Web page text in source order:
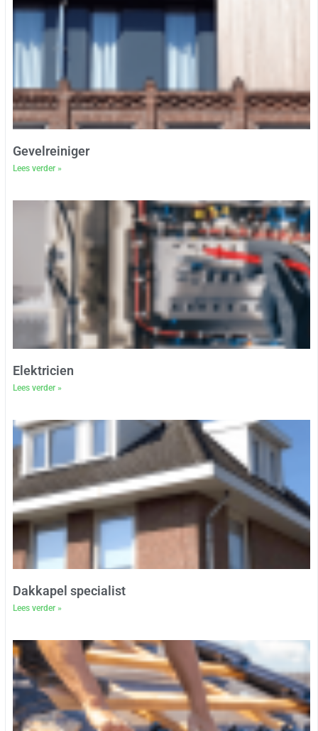
Gevelreiniger
Lees verder »
Elektricien
Lees verder »
Dakkapel specialist
Lees verder »